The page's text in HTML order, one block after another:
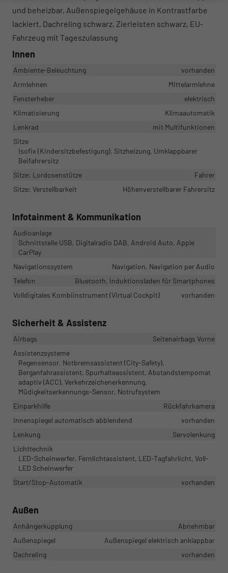
und beheizbar, Außenspiegelgehäuse in Kontrastfarbe
lackiert, Dachreling schwarz, Zierleisten schwarz, EU-
Fahrzeug mit Tageszulassung
Innen
Ambiente-Beleuchtung
vorhanden
Armlehnen
Mittelarmlehne
Fensterheber
elektrisch
Klimatisierung
Klimaautomatik
Lenkrad
mit Multifunktionen
Sitze
Isofix (Kindersitzbefestigung), Sitzheizung, Umklappbarer
Beifahrersitz
Sitze: Lordosenstütze
Fahrer
Sitze: Verstellbarkeit
Höhenverstellbarer Fahrersitz
Infotainment & Kommunikation
Audioanlage
Schnittstelle USB, Digitalradio DAB, Android Auto, Apple
CarPlay
Navigationssystem
Navigation, Navigation per Audio
Telefon
Bluetooth, Induktionsladen für Smartphones
Volldigitales Kombiinstrument (Virtual Cockpit)
vorhanden
Sicherheit & Assistenz
Airbags
Seitenairbags Vorne
Assistenzsysteme
Regensensor, Notbremsassistent (City-Safety),
Berganfahrassistent, Spurhalteassistent, Abstandstempomat
adaptiv (ACC), Verkehrzeichenerkennung,
Müdigkeitserkennungs-Sensor, Notrufsystem
Einparkhilfe
Rückfahrkamera
Innenspiegel automatisch abblendend
vorhanden
Lenkung
Servolenkung
Lichttechnik
LED-Scheinwerfer, Fernlichtassistent, LED-Tagfahrlicht, Voll-
LED Scheinwerfer
Start/Stop-Automatik
vorhanden
Außen
Anhängerkupplung
Abnehmbar
Außenspiegel
Außenspiegel elektrisch anklappbar
Dachreling
vorhanden